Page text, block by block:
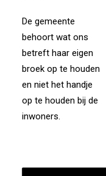
De gemeente
behoort wat ons
betreft haar eigen
broek op te houden
en niet het handje
op te houden bij de
inwoners.